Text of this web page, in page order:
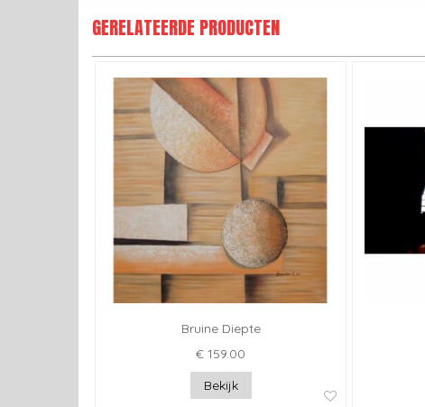
GERELATEERDE PRODUCTEN
Bruine Diepte
€ 159.00
Bekijk